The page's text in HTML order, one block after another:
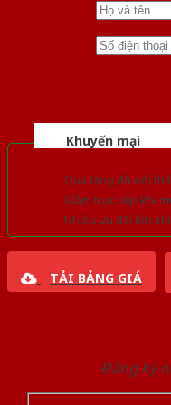
Khuyến mại
Quà tặng đồ nội
Giảm trực tiếp khi
Nhiều ưu đãi lớn
TẢI BẢNG GIÁ
Đăng ký